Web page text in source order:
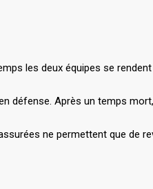
les deux équipes se
défense. Après un temps
ne permettent que de